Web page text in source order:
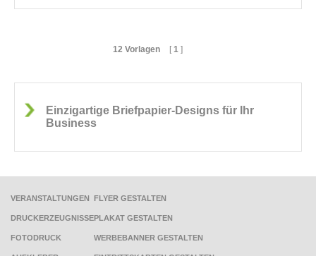
12 Vorlagen [ 1 ]
Einzigartige Briefpapier-Designs für Ihr
Business
VERANSTALTUNGEN
DRUCKERZEUGNISSE
FOTODRUCK
FLYER GESTALTEN
PLAKAT GESTALTEN
WERBEBANNER GESTALTEN